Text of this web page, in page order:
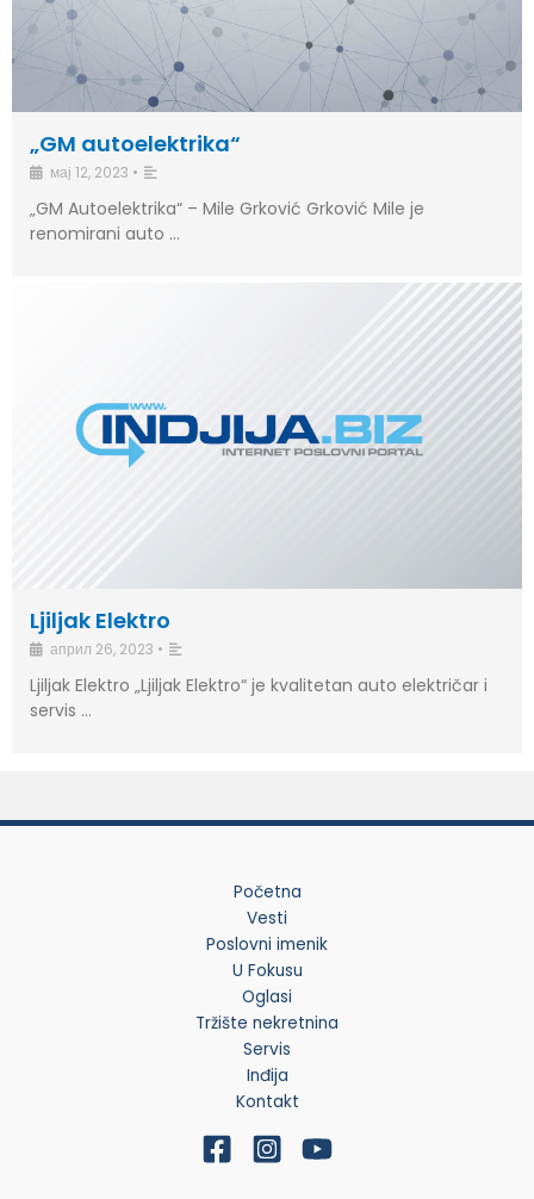
„GM autoelektrika“
мај 12, 2023 •
„GM Autoelektrika“ – Mile Grković Grković Mile je
renomirani auto …
Ljiljak Elektro
април 26, 2023 •
Ljiljak Elektro „Ljiljak Elektro“ je kvalitetan auto električar i
servis …
Početna
Vesti
Poslovni imenik
U Fokusu
Oglasi
Tržište nekretnina
Servis
Inđija
Kontakt